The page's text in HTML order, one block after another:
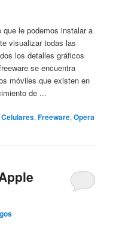
le podemos instalar a
visualizar todas las
los detalles gráficos
se encuentra
móviles que existen en
de ...
Celulares,Freeware,Opera